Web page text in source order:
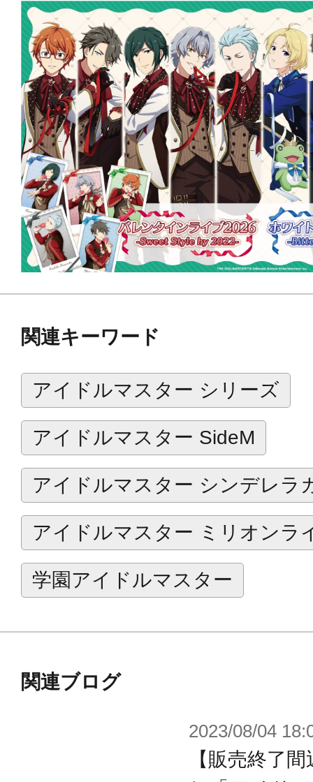
関連キーワード
アイドルマスター シリーズ
アイドルマスター SideM
アイドルマスター シンデレラ
アイドルマスター ミリオンラ
学園アイドルマスター
関連ブログ
2023/08/04
【販売終了